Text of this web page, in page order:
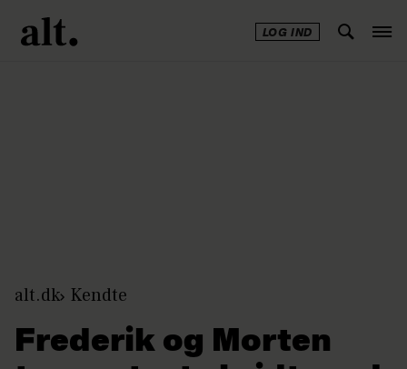
LOG IND
alt.dk Kendte
Frederik og Morten